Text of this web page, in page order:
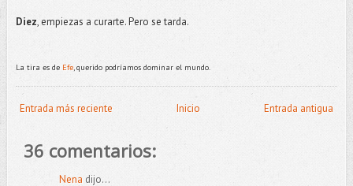
Diez, empiezas a curarte. Pero se tarda.
La tira es de Efe, querido podríamos dominar el mundo.
Entrada más reciente Entrada antigua
Inicio
36 comentarios:
Nena dijo...